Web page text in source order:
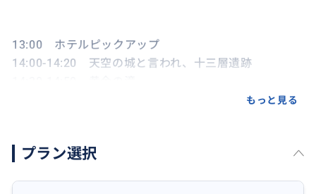
13:00 ホテルピックアップ
14:00-14:20 天空の城と言われ、十三層遺跡
もっと見る
プラン選択